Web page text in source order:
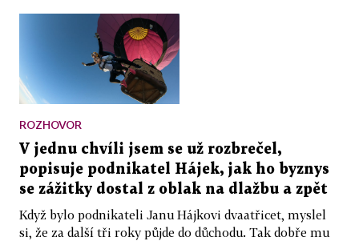
ROZHOVOR
V jednu chvíli jsem se už rozbrečel,
popisuje podnikatel Hájek, jak ho byznys
se zážitky dostal z oblak na dlažbu a zpět
Když bylo podnikateli Janu Hájkovi dvaatřicet, myslel
si, že za další tři roky půjde do důchodu. Tak dobře mu